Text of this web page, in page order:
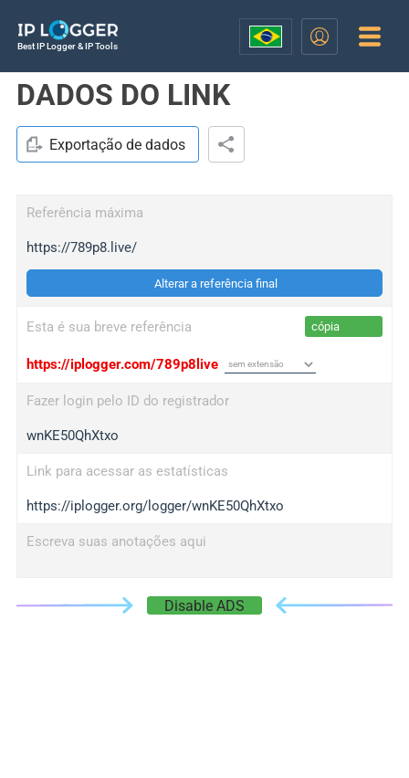
Best IP Logger & IP Tools
DADOS DO LINK
Exportação de dados
Referência máxima
https://789p8.live/
Alterar a referência final
Esta é sua breve referência cópia
https://iplogger.com/789p8live
Fazer login pelo ID do registrador
wnKE50QhXtxo
Link para acessar as estatísticas
https://iplogger.org/logger/wnKE50QhXtxo
Escreva suas anotações aqui
Disable ADS